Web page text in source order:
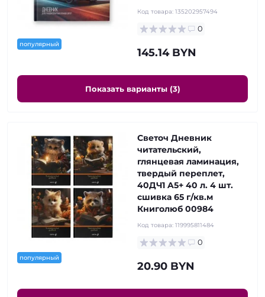
популярный
Код товара: 135202957494
0
145.14 BYN
Показать варианты (3)
популярный
Светоч Дневник
читательский,
глянцевая ламинация,
твердый переплет,
40ДЧ1 A5+ 40 л. 4 шт.
сшивка 65 г/кв.м
Книголюб 00984
Код товара: 119995811484
0
20.90 BYN